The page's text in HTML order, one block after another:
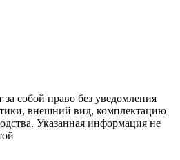
за собой право без уведомления
внешний вид, комплектацию
Указанная информация не